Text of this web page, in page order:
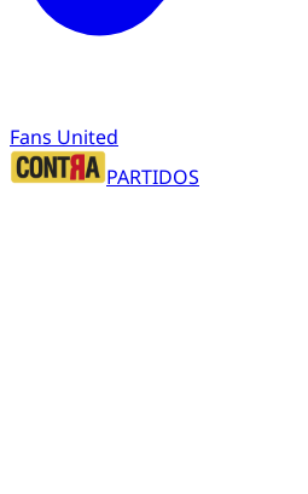
Fans United
PARTIDOS